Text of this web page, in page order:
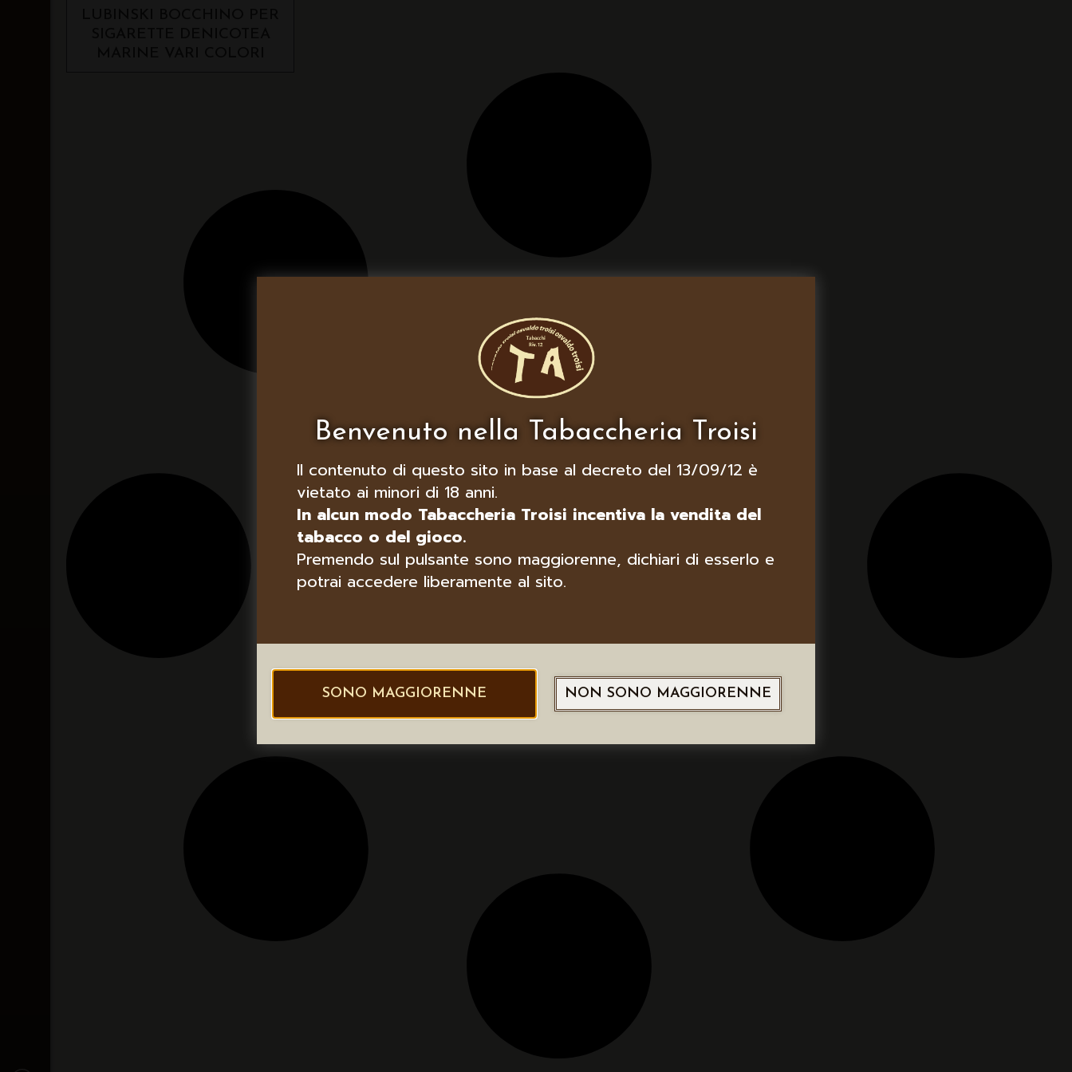
Benvenuto nella Tabaccheria Troisi
Il contenuto di questo sito in base al decreto del 13/09/12 è
vietato ai minori di 18 anni.
In alcun modo Tabaccheria Troisi incentiva la vendita del
tabacco o del gioco.
Premendo sul pulsante sono maggiorenne, dichiari di esserlo e
potrai accedere liberamente al sito.
SONO MAGGIORENNE NON SONO MAGGIORENNE